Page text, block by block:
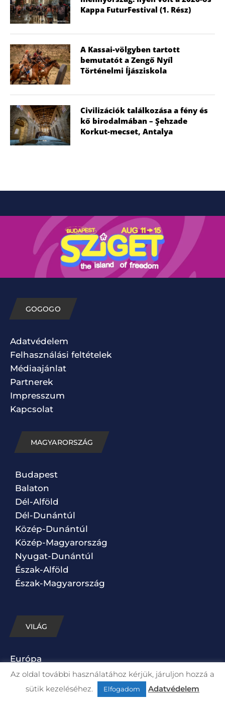
Kappa FuturFestival (1. Rész)
A Kassai-völgyben tartott
bemutatót a Zengő Nyíl
Történelmi Íjásziskola
Civilizációk találkozása a fény és
kő birodalmában – Şehzade
Korkut-mecset, Antalya
GOGOGO
Adatvédelem
Felhasználási feltételek
Médiaajánlat
Partnerek
Impresszum
Kapcsolat
MAGYARORSZÁG
Budapest
Balaton
Dél-Alföld
Dél-Dunántúl
Közép-Dunántúl
Közép-Magyarország
Nyugat-Dunántúl
Észak-Alföld
Észak-Magyarország
VILÁG
Európa
Amerika
Afrika
Az oldal további használatához kérjük, járuljon hozzá a
sütik kezeléséhez.
Elfogadom Adatvédelem